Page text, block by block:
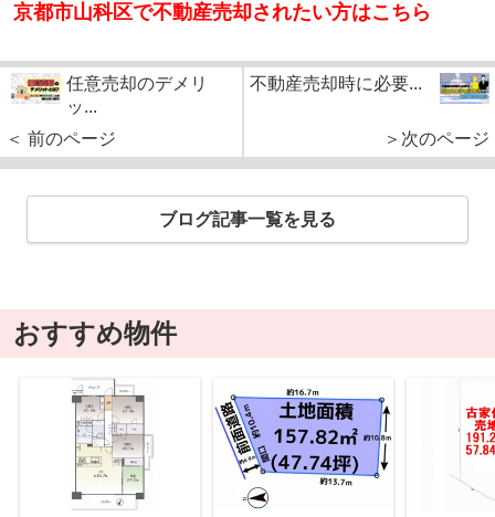
京都市山科区で不動産売却されたい方はこちら
任意売却のデメリ
ッ...
＜ 前のページ
不動産売却時に必要...
＞次のページ
ブログ記事一覧を見る
おすすめ物件